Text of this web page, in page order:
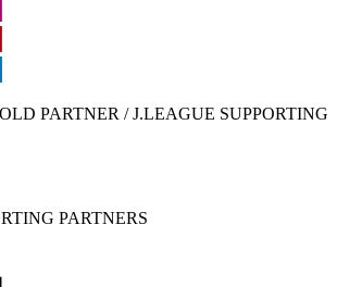
PARTNER / J.LEAGUE SUPPORTING
PARTNERS